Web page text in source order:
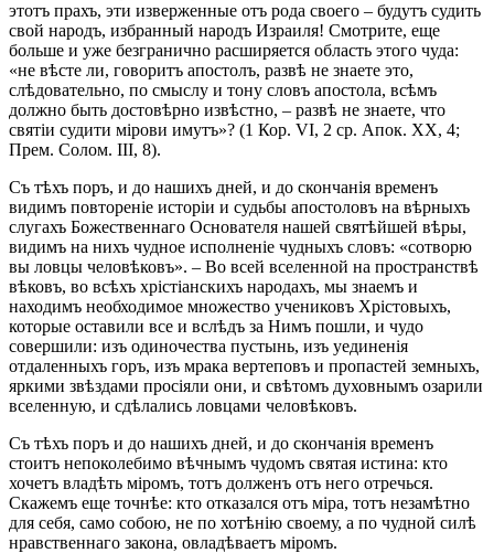
этотъ прахъ, эти изверженные отъ рода своего – будутъ судить
свой народъ, избранный народъ Израиля! Смотрите, еще
больше и уже безгранично расширяется область этого чуда:
«не вѣсте ли, говоритъ апостолъ, развѣ не знаете это,
слѣдовательно, по смыслу и тону словъ апостола, всѣмъ
должно быть достовѣрно извѣстно, – развѣ не знаете, что
святіи судити мірови имутъ»? (1 Кор. VI, 2 ср. Апок. XX, 4;
Прем. Солом. III, 8).
Съ тѣхъ поръ, и до нашихъ дней, и до скончанія временъ
видимъ повтореніе исторіи и судьбы апостоловъ на вѣрныхъ
слугахъ Божественнаго Основателя нашей святѣйшей вѣры,
видимъ на нихъ чудное исполненіе чудныхъ словъ: «сотворю
вы ловцы человѣковъ». – Во всей вселенной на пространствѣ
вѣковъ, во всѣхъ хрістіанскихъ народахъ, мы знаемъ и
находимъ необходимое множество учениковъ Хрістовыхъ,
которые оставили все и вслѣдъ за Нимъ пошли, и чудо
совершили: изъ одиночества пустынь, изъ уединенія
отдаленныхъ горъ, изъ мрака вертеповъ и пропастей земныхъ,
яркими звѣздами просіяли они, и свѣтомъ духовнымъ озарили
вселенную, и сдѣлались ловцами человѣковъ.
Съ тѣхъ поръ и до нашихъ дней, и до скончанія временъ
стоитъ непоколебимо вѣчнымъ чудомъ святая истина: кто
хочетъ владѣть міромъ, тотъ долженъ отъ него отречься.
Скажемъ еще точнѣе: кто отказался отъ міра, тотъ незамѣтно
для себя, само собою, не по хотѣнію своему, а по чудной силѣ
нравственнаго закона, овладѣваетъ міромъ.